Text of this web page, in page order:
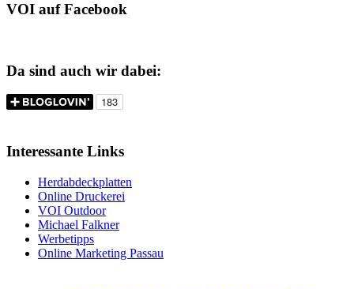
VOI auf Facebook
Da sind auch wir dabei:
Interessante Links
Herdabdeckplatten
Online Druckerei
VOI Outdoor
Michael Falkner
Werbetipps
Online Marketing Passau